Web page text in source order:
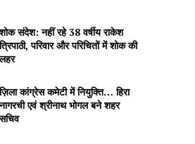
संदेश: नहीं रहे 38 वर्षीय राकेश
परिवार और परिचितों में शोक की
कांग्रेस कमेटी में नियुक्ति… हिरा
एवं श्रीनाथ भोगल बने शहर